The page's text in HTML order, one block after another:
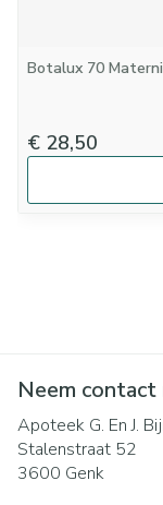
Botalux 70
€ 28,50
Neem
Apoteek G. En J.
Stalenstraat 52
3600 Genk